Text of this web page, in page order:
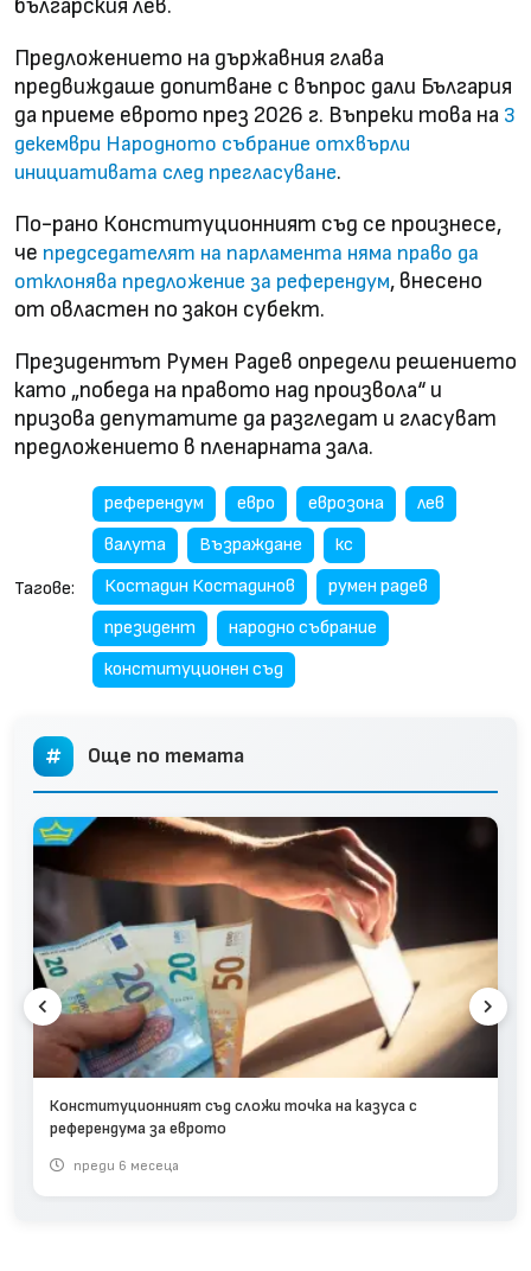
българския лев.
Предложението на държавния глава
предвиждаше допитване с въпрос дали България
да приеме еврото през 2026 г. Въпреки това на 3
декември Народното събрание отхвърли
инициативата след прегласуване.
По-рано Конституционният съд се произнесе,
че председателят на парламента няма право да
отклонява предложение за референдум, внесено
от овластен по закон субект.
Президентът Румен Радев определи решението
като „победа на правото над произвола“ и
призова депутатите да разгледат и гласуват
предложението в пленарната зала.
Тагове:
референдум евро еврозона
лев
валута
Възраждане
кс
Костадин Костадинов
румен радев
президент
народно събрание
конституционен съд
Още по темата
Конституционният съд сложи точка на казуса с
референдума за еврото
преди 6 месеца